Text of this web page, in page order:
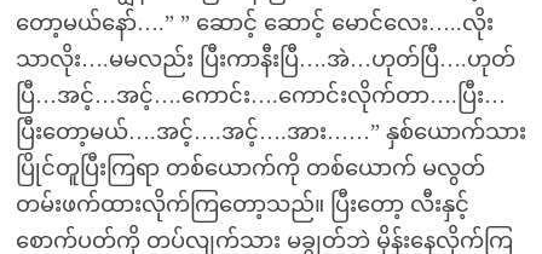
တော့မယ်နော်….” ” ဆောင့် ဆောင့် မောင်လေး…..လိုး
သာလိုး….မမလည်း ပြီးကာနီးပြီ….အဲ…ဟုတ်ပြီ….ဟုတ်
ပြီ…အင့်…အင့်….ကောင်း….ကောင်းလိုက်တာ….ပြီး…
ပြီးတော့မယ်….အင့်….အင့်….အား……” နှစ်ယောက်သား
ပြိုင်တူပြီးကြရာ တစ်ယောက်ကို တစ်ယောက် မလွတ်
တမ်းဖက်ထားလိုက်ကြတော့သည်။ ပြီးတော့ လီးနှင့်
စောက်ပတ်ကို တပ်လျက်သား မချွတ်ဘဲ မှိန်းနေလိုက်ကြ